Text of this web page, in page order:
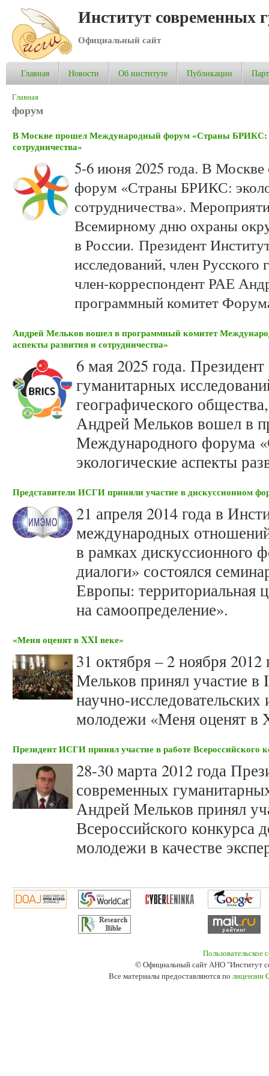
Институт современных
Официальный сайт
Главная Новости Об институте Публикации
Вы здесь
Главная
форум
В Москве прошел Международный форум «Страны БРИКС:
сотрудничества»
5-6 июня 2025 года. В
форум «Страны БРИКС:
сотрудничества».
Всемирному дню охраны
в России. Президент
исследований, член Русского
член-корреспондент РАЕ
программный комитет
Андрей Мельков вошел в программный комитет
аспекты развития и сотрудничества»
6 мая 2025 года.
гуманитарных
географического
Андрей Мельков вошел в
Международного форума
экологические аспекты
Представители ИСГИ приняли участие в дискуссионном
21 апреля 2014 года в
международных
в рамках дискуссионного
диалоги» состоялся
Европы: территориальная
на самоопределение».
«Меня оценят в XXI веке»
31 октября – 2 ноября
Мельков принял участие в
научно-
молодежи «Меня оценят в
Президент ИСГИ принял участие в работе Всероссийского
28-30 марта 2012 года
современных
Андрей Мельков принял
Всероссийского конкурса
молодежи в качестве
Пользовательское
© Официальный сайт АНО "Институт
Все материалы предоставляются по лицензии